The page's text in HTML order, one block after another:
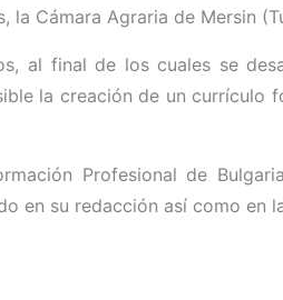
la Cámara Agraria de Mersin
al final de los cuales se
la creación de un
Profesional de
en su redacción así como en